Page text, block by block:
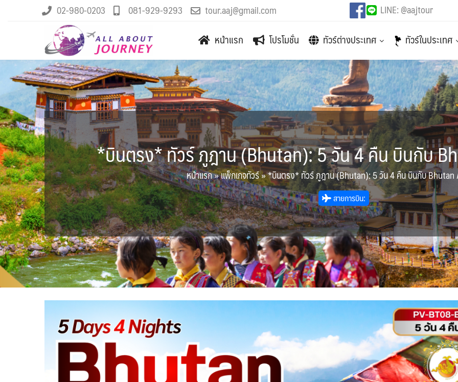
02-980-0203 081-929-9293 tour.aaj@gmail.com LINE: @aajtour
หน้าแรก โปรโมชั่น ทัวร์ต่างประเทศ ทัวร์ในประเทศ
*บินตรง* ทัวร์ ภูฎาน (Bhutan): 5 วัน 4 คืน บินกับ
หน้าแรก»แพ็กเกจทัวร์»*บินตรง* ทัวร์ ภูฎาน (Bhutan): 5 วัน 4 คืน บินกับ Bhutan
สายการบิน: